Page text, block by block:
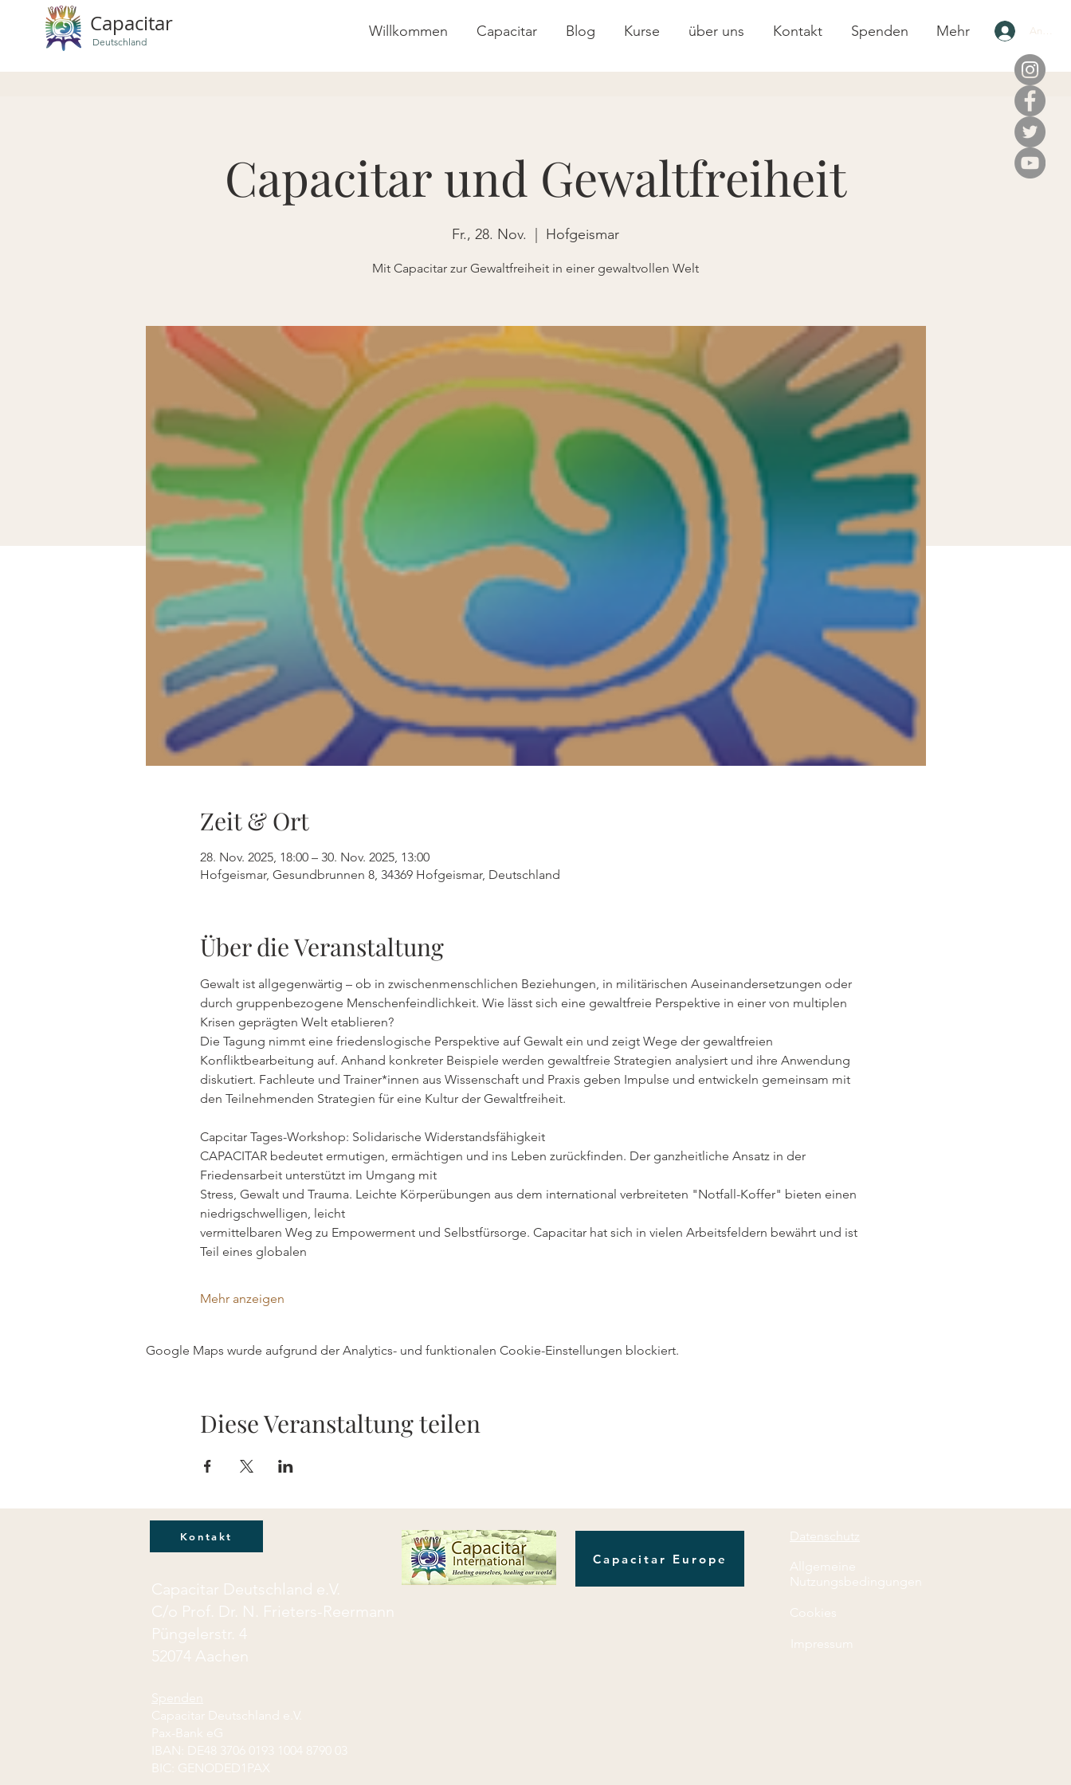
Capacitar
Deutschland
Willkommen Capacitar Blog Kurse über uns Kontakt Spenden Mehr
Capacitar und Gewaltfreiheit
Fr., 28. Nov. Hofgeismar
Mit Capacitar zur Gewaltfreiheit in einer gewaltvollen Welt
Zeit & Ort
28. Nov. 2025, 18:00 – 30. Nov. 2025, 13:00
Hofgeismar, Gesundbrunnen 8, 34369 Hofgeismar, Deutschland
Über die Veranstaltung
Gewalt ist allgegenwärtig – ob in zwischenmenschlichen Beziehungen, in militärischen Auseinandersetzungen oder
durch gruppenbezogene Menschenfeindlichkeit. Wie lässt sich eine gewaltfreie Perspektive in einer von multiplen
Krisen geprägten Welt etablieren?
Die Tagung nimmt eine friedenslogische Perspektive auf Gewalt ein und zeigt Wege der gewaltfreien
Konfliktbearbeitung auf. Anhand konkreter Beispiele werden gewaltfreie Strategien analysiert und ihre Anwendung
diskutiert. Fachleute und Trainer*innen aus Wissenschaft und Praxis geben Impulse und entwickeln gemeinsam mit
den Teilnehmenden Strategien für eine Kultur der Gewaltfreiheit.
Capcitar Tages-Workshop: Solidarische Widerstandsfähigkeit
CAPACITAR bedeutet ermutigen, ermächtigen und ins Leben zurückfinden. Der ganzheitliche Ansatz in der
Friedensarbeit unterstützt im Umgang mit
Stress, Gewalt und Trauma. Leichte Körperübungen aus dem international verbreiteten "Notfall-Koffer" bieten einen
niedrigschwelligen, leicht
vermittelbaren Weg zu Empowerment und Selbstfürsorge. Capacitar hat sich in vielen Arbeitsfeldern bewährt und ist
Teil eines globalen
Mehr anzeigen
Google Maps wurde aufgrund der Analytics- und funktionalen Cookie-Einstellungen blockiert.
Diese Veranstaltung teilen
Capacitar Deutschland e.V.
C/o Prof. Dr. N. Frieters-Reermann
Püngelerstr. 4
52074 Aachen
Spenden
Capacitar Deutschland e.V.
Pax-Bank eG
IBAN: DE48 3706 0193 1004 8790 03
BIC: GENODED1PAX
Kontakt
Capacitar Europe
Datenschutz
Allgemeine
Nutzungsbedingungen
Cookies
Impressum